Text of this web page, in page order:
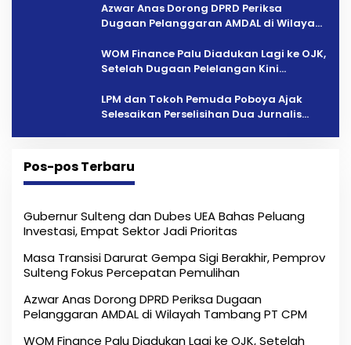
Azwar Anas Dorong DPRD Periksa
Dugaan Pelanggaran AMDAL di Wilayah
‎WOM Finance Palu Diadukan Lagi ke OJK,
Setelah Dugaan Pelelangan Kini
LPM dan Tokoh Pemuda Poboya Ajak
Selesaikan Perselisihan Dua Jurnalis
Pos-pos Terbaru
Gubernur Sulteng dan Dubes UEA Bahas Peluang
Investasi, Empat Sektor Jadi Prioritas
Masa Transisi Darurat Gempa Sigi Berakhir, Pemprov
Sulteng Fokus Percepatan Pemulihan
Azwar Anas Dorong DPRD Periksa Dugaan
Pelanggaran AMDAL di Wilayah Tambang PT CPM
‎WOM Finance Palu Diadukan Lagi ke OJK, Setelah